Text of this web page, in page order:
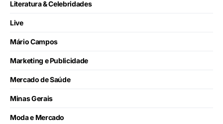
Literatura & Celebridades
Live
Mário Campos
Marketing e Publicidade
Mercado de Saúde
Minas Gerais
Moda e Mercado